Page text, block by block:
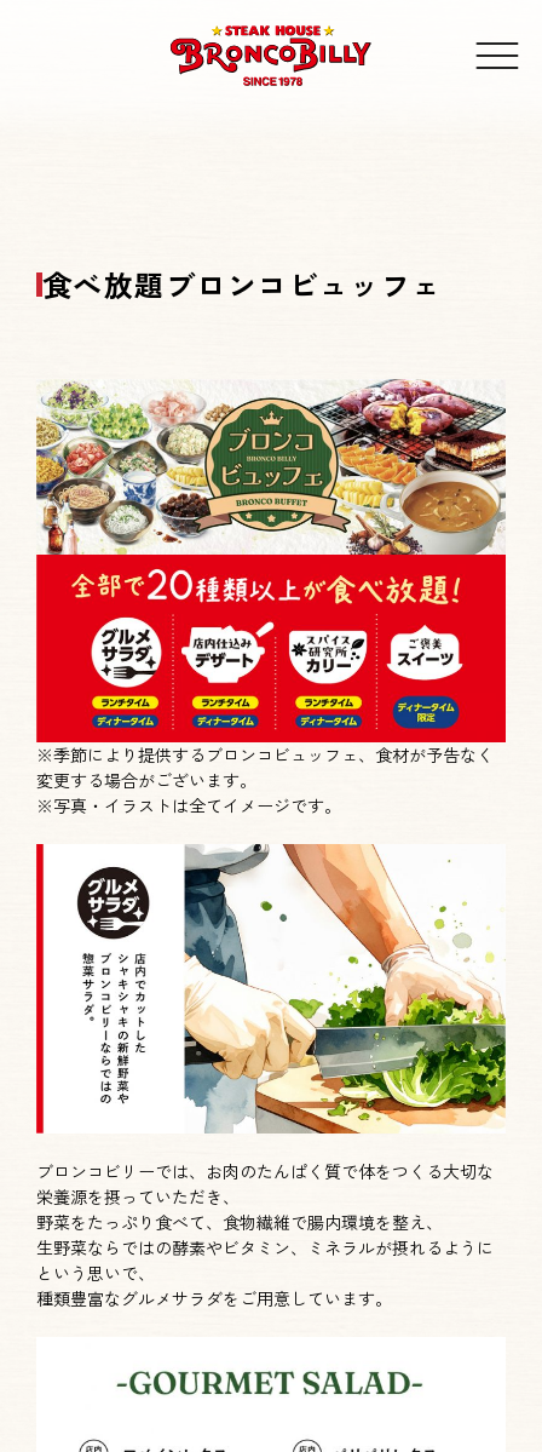
食べ放題ブロンコビュッフェ
※季節により提供するブロンコビュッフェ、食材が予告なく
変更する場合がございます。
※写真・イラストは全てイメージです。
ブロンコビリーでは、お肉のたんぱく質で体をつくる大切な
栄養源を摂っていただき、
野菜をたっぷり食べて、食物繊維で腸内環境を整え、
生野菜ならではの酵素やビタミン、ミネラルが摂れるように
という思いで、
種類豊富なグルメサラダをご用意しています。